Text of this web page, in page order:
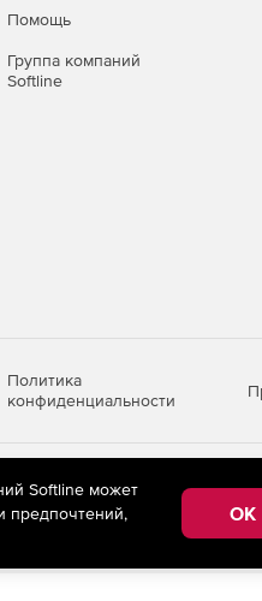
Помощь
Группа компаний
Softline
Политика
конфиденциальности
предоставления
на территории Российской
Softline может
предпочтений,
OK